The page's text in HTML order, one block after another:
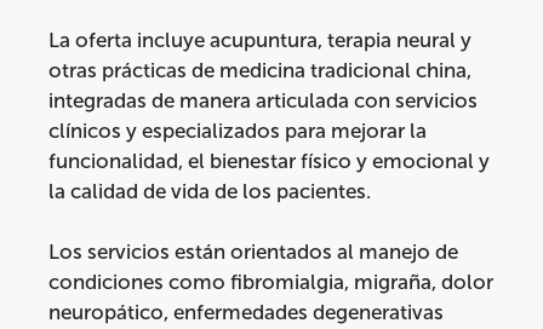
La oferta incluye acupuntura, terapia neural y
otras prácticas de medicina tradicional china,
integradas de manera articulada con servicios
clínicos y especializados para mejorar la
funcionalidad, el bienestar físico y emocional y
la calidad de vida de los pacientes.
Los servicios están orientados al manejo de
condiciones como fibromialgia, migraña, dolor
neuropático, enfermedades degenerativas